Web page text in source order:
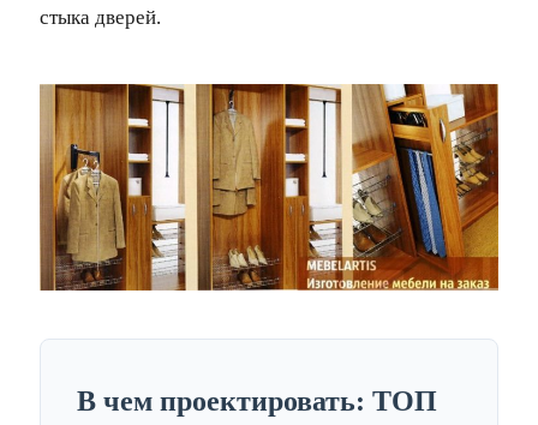
стыка дверей.
В чем проектировать: ТОП